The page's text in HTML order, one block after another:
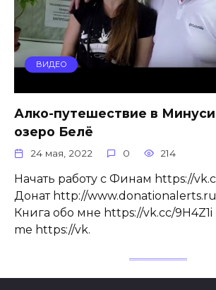
ВИДЕО
Алко-путешествие в
озеро Белё
24 мая, 2022 0 214
Начать работу с Финам https://
Донат http://
Книга обо мне https://vk.cc/
me https://vk.